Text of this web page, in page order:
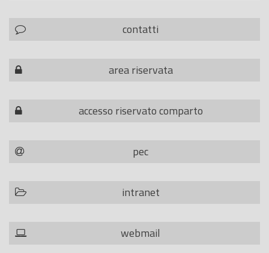
contatti
area riservata
accesso riservato comparto
pec
intranet
webmail